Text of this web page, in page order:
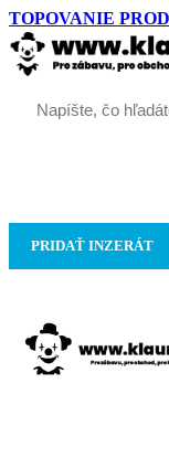
TOPOVANIE
PRIDAŤ INZERÁT